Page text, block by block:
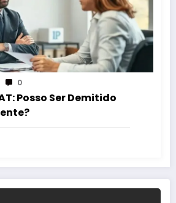
0
Posso Ser Demitido